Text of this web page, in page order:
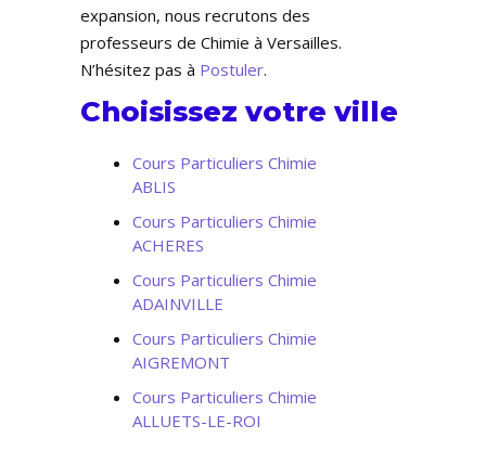
expansion, nous recrutons des
professeurs de Chimie à Versailles.
N’hésitez pas à Postuler.
Choisissez votre ville
Cours Particuliers Chimie
ABLIS
Cours Particuliers Chimie
ACHERES
Cours Particuliers Chimie
ADAINVILLE
Cours Particuliers Chimie
AIGREMONT
Cours Particuliers Chimie
ALLUETS-LE-ROI